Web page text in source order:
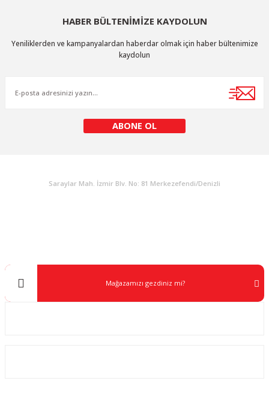
HABER BÜLTENİMİZE KAYDOLUN
Yeniliklerden ve kampanyalardan haberdar olmak için haber bültenimize
kaydolun
ABONE OL
Saraylar Mah. İzmir Blv. No: 81 Merkezefendi/Denizli
Mağazamızı gezdiniz mi?